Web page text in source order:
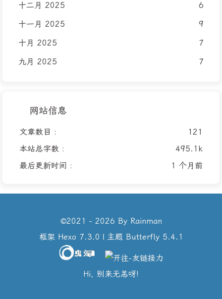
十二月 2025
6
十一月 2025
9
十月 2025
7
九月 2025
7
网站信息
文章数目 :
121
本站总字数 :
495.1k
最后更新时间 :
1 个月前
©2021 - 2026 By Rainman
框架 Hexo 7.3.0 | 主题 Butterfly 5.4.1
Hi, 别来无恙呀!